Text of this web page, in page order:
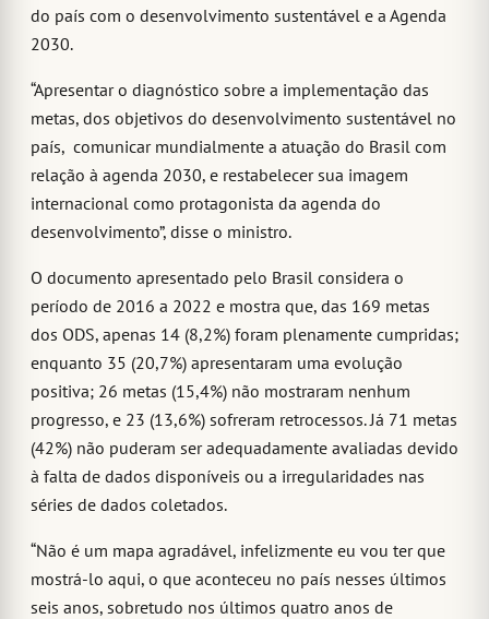
do país com o desenvolvimento sustentável e a Agenda
2030.
“Apresentar o diagnóstico sobre a implementação das
metas, dos objetivos do desenvolvimento sustentável no
país, comunicar mundialmente a atuação do Brasil com
relação à agenda 2030, e restabelecer sua imagem
internacional como protagonista da agenda do
desenvolvimento”, disse o ministro.
O documento apresentado pelo Brasil considera o
período de 2016 a 2022 e mostra que, das 169 metas
dos ODS, apenas 14 (8,2%) foram plenamente cumpridas;
enquanto 35 (20,7%) apresentaram uma evolução
positiva; 26 metas (15,4%) não mostraram nenhum
progresso, e 23 (13,6%) sofreram retrocessos. Já 71 metas
(42%) não puderam ser adequadamente avaliadas devido
à falta de dados disponíveis ou a irregularidades nas
séries de dados coletados.
“Não é um mapa agradável, infelizmente eu vou ter que
mostrá-lo aqui, o que aconteceu no país nesses últimos
seis anos, sobretudo nos últimos quatro anos de